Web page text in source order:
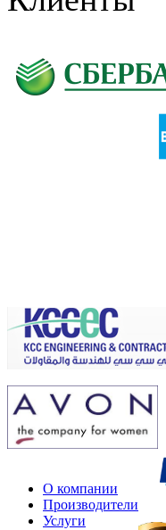
О компании
Производители
Услуги